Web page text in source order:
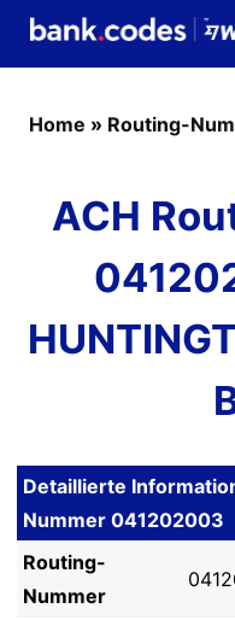
Home » Routing-
ACH
Detaillierte
Nummer 041202003
Routing-
Nummer